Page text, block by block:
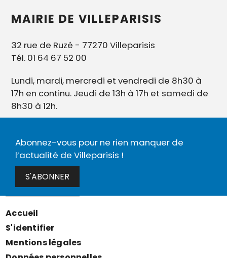
MAIRIE DE VILLEPARISIS
32 rue de Ruzé - 77270 Villeparisis
Tél. 01 64 67 52 00
Lundi, mardi, mercredi et vendredi de 8h30 à
17h en continu. Jeudi de 13h à 17h et samedi de
8h30 à 12h.
Abonnez-vous pour ne rien manquer de
l’actualité de Villeparisis !
S'ABONNER
Menu
Pied
de
Accueil
S'identifier
Mentions légales